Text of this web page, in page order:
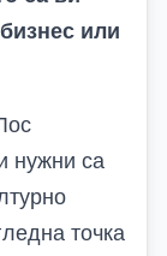
или
нужни са
точка